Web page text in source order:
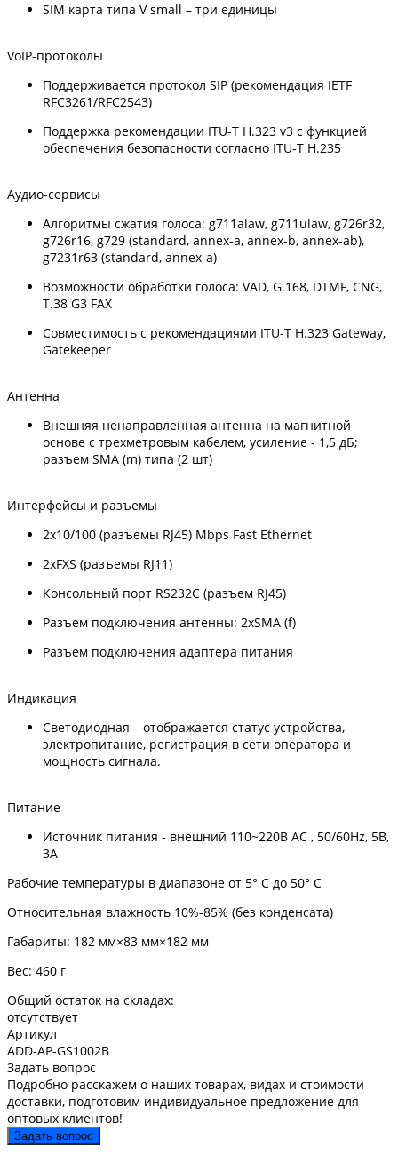
SIM карта типа V small – три единицы
VoIP-протоколы
Поддерживается протокол SIP (рекомендация IETF
RFC3261/RFC2543)
Поддержка рекомендации ITU-T H.323 v3 с функцией
обеспечения безопасности согласно ITU-T H.235
Аудио-сервисы
Алгоритмы сжатия голоса: g711alaw, g711ulaw, g726r32,
g726r16, g729 (standard, annex-a, annex-b, annex-ab),
g7231r63 (standard, annex-a)
Возможности обработки голоса: VAD, G.168, DTMF, CNG,
T.38 G3 FAX
Совместимость с рекомендациями ITU-T H.323 Gateway,
Gatekeeper
Антенна
Внешняя ненаправленная антенна на магнитной
основе с трехметровым кабелем, усиление - 1,5 дБ;
разъем SMA (m) типа (2 шт)
Интерфейсы и разъемы
2х10/100 (разъемы RJ45) Mbps Fast Ethernet
2хFXS (разъемы RJ11)
Консольный порт RS232C (разъем RJ45)
Разъем подключения антенны: 2хSMA (f)
Разъем подключения адаптера питания
Индикация
Светодиодная – отображается статус устройства,
электропитание, регистрация в сети оператора и
мощность сигнала.
Питание
Источник питания - внешний 110~220В АС , 50/60Hz, 5В,
3A
Рабочие температуры в диапазоне от 5° C до 50° C
Относительная влажность 10%-85% (без конденсата)
Габариты: 182 мм×83 мм×182 мм
Вес: 460 г
Общий остаток на складах:
отсутствует
Артикул
ADD-AP-GS1002B
Задать вопрос
Подробно расскажем о наших товарах, видах и стоимости
доставки, подготовим индивидуальное предложение для
оптовых клиентов!
Задать вопрос